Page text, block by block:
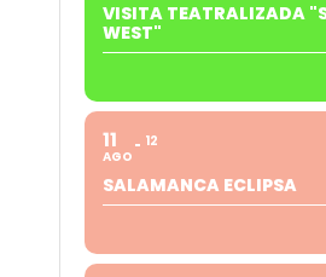
VISITA TEATRALIZADA
WEST"
11
AGO
12
SALAMANCA ECLIPSA